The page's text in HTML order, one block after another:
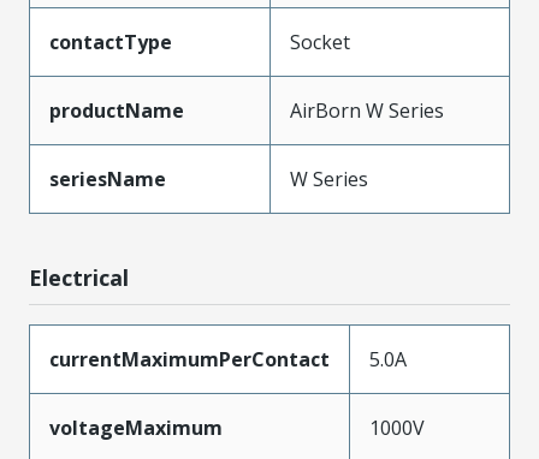
contactType Socket
productName AirBorn W Series
seriesName W Series
Electrical
currentMaximumPerContact 5.0A
voltageMaximum 1000V